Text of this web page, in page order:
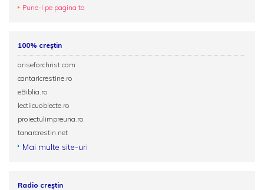
Pune-l pe pagina ta
100% creștin
ariseforchrist.com
cantaricrestine.ro
eBiblia.ro
lectiicuobiecte.ro
proiectulimpreuna.ro
tanarcrestin.net
Mai multe site-uri
Radio creștin